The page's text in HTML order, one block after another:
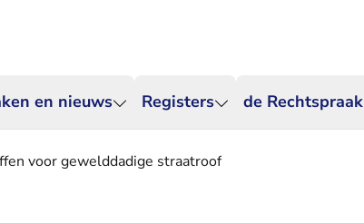
en nieuws Registers de Rechtspraak
voor gewelddadige straatroof